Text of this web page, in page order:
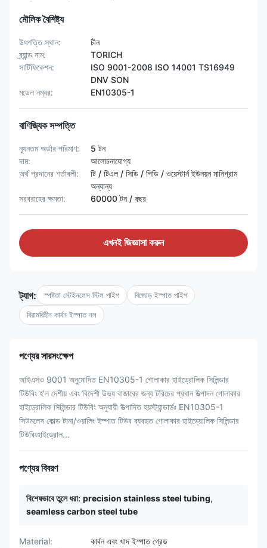
মৌলিক বৈশিষ্ট্য
উৎপত্তি স্থান:
চীন
ব্র্যান্ড নাম:
TORICH
সার্টিফিকেশন:
ISO 9001-2008 ISO 14001 TS16949
DNV SON
মডেল নম্বর:
EN10305-1
বাণিজ্যিক সম্পত্তি
ন্যূনতম অর্ডার পরিমাণ:
5 টন
দাম:
আলোচনাযোগ্য
অর্থ প্রদানের শর্তাবলী:
টি / টিএল / সিডি / পিডি / ওয়েস্টার্ন ইউনয়ন মানিগ্রাম
অন্যান্য
সরবরাহের ক্ষমতা:
60000 টন / বছর
এখনই জিজ্ঞাসা করুন
ট্যাগ: স্পষ্টতা স্টেইনলেস স্টিল পাইপ বিজোড় ইস্পাত পাইপ
বিরামবিহীন কার্বন ইস্পাত নল
পণ্যের সারসংক্ষেপ
আইএসও 9001 অনুমোদিত EN10305-1 গোলাকার হাইড্রোলিক সিলিন্ডার
টিউবিং হ'ল দেশীয় এবং বিদেশী উভয় বাজারের জন্য টরিচের প্রধান উত্পাদন গোলাকার
হাইড্রোলিক সিলিন্ডার টিউবিং অনুযায়ী উত্পাদিত হয়স্ট্যান্ডার্ডঃ EN10305-1
সিউমলেস কোল্ড টানা/ওয়ালিং ইস্পাত টিউব ব্যবহৃত গোলাকার হাইড্রোলিক সিলিন্ডার
টিউবিংহাইড্রোল...
পণ্যের বিবরণ
বিশেষভাবে তুলে ধরা: precision stainless steel tubing,
seamless carbon steel tube
Material:
কার্বন এবং খাদ ইস্পাত গ্রেড